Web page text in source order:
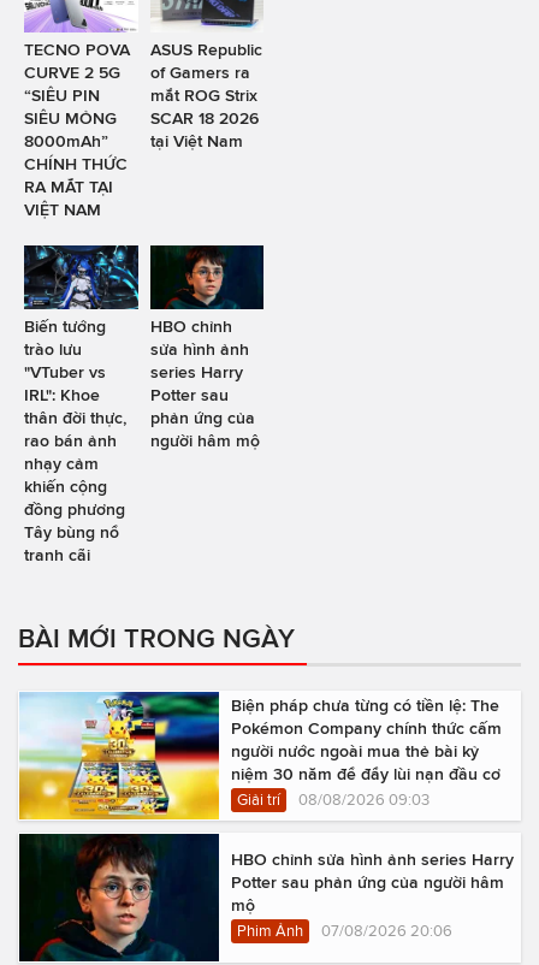
TECNO POVA
CURVE 2 5G
“SIÊU PIN
SIÊU MỎNG
8000mAh”
CHÍNH THỨC
RA MẮT TẠI
VIỆT NAM
ASUS Republic
of Gamers ra
mắt ROG Strix
SCAR 18 2026
tại Việt Nam
Biến tướng
trào lưu
"VTuber vs
IRL": Khoe
thân đời thực,
rao bán ảnh
nhạy cảm
khiến cộng
đồng phương
Tây bùng nổ
tranh cãi
HBO chỉnh
sửa hình ảnh
series Harry
Potter sau
phản ứng của
người hâm mộ
BÀI MỚI TRONG NGÀY
Biện pháp chưa từng có tiền lệ: The
Pokémon Company chính thức cấm
người nước ngoài mua thẻ bài kỷ
niệm 30 năm để đẩy lùi nạn đầu cơ
Giải trí 08/08/2026 09:03
HBO chỉnh sửa hình ảnh series Harry
Potter sau phản ứng của người hâm
mộ
Phim Ảnh 07/08/2026 20:06